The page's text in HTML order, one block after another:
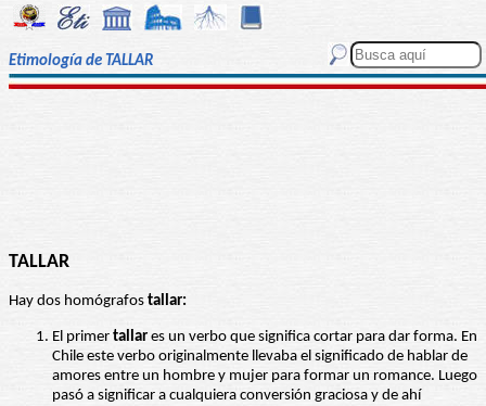
Etimología de TALLAR
TALLAR
Hay dos homógrafos tallar:
El primer tallar es un verbo que significa cortar para dar forma. En
Chile este verbo originalmente llevaba el significado de hablar de
amores entre un hombre y mujer para formar un romance. Luego
pasó a significar a cualquiera conversión graciosa y de ahí